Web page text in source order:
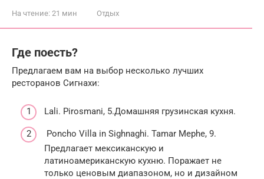
На чтение: 21 мин Отдых
Где поесть?
Предлагаем вам на выбор несколько лучших
ресторанов Сигнахи:
Lali. Pirosmani, 5.Домашняя грузинская кухня.
Poncho Villa in Sighnaghi. Tamar Mephe, 9.
Предлагает мексиканскую и
латиноамериканскую кухню. Поражает не
только ценовым диапазоном, но и дизайном